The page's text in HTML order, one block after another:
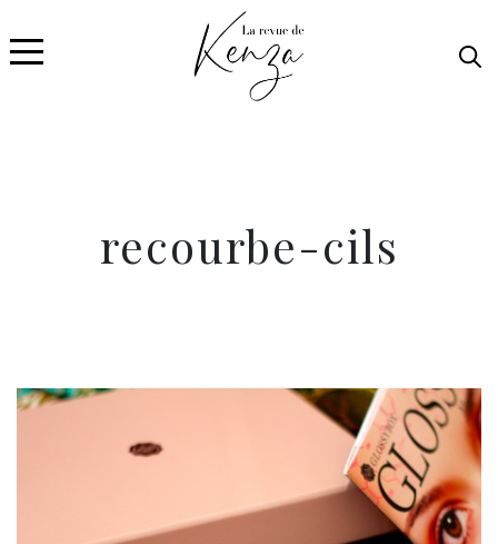
recourbe-cils